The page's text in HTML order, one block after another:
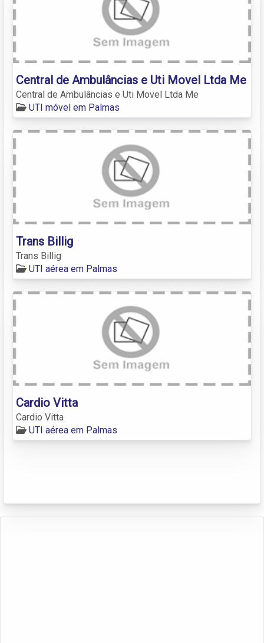
Central de Ambulâncias e Uti Movel Ltda Me
Central de Ambulâncias e Uti Movel Ltda Me
UTI móvel em Palmas
Trans Billig
Trans Billig
UTI aérea em Palmas
Cardio Vitta
Cardio Vitta
UTI aérea em Palmas